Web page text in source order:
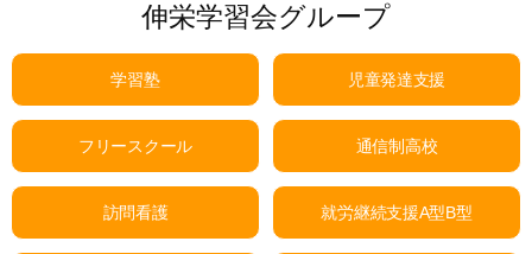
伸栄学習会グループ
学習塾 児童発達支援
フリースクール 通信制高校
訪問看護 就労継続支援A型B型